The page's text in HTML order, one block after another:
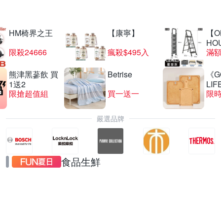
HM椅界之王
限殺24666
【康寧】
瘋殺$495入
【
滿
熊津黑蔘飲 買
1送2
限搶超值組
Betrise
買一送一
《
限
嚴選品牌
食品生鮮